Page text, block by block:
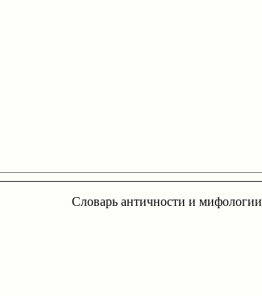
Словарь античности и мифологии